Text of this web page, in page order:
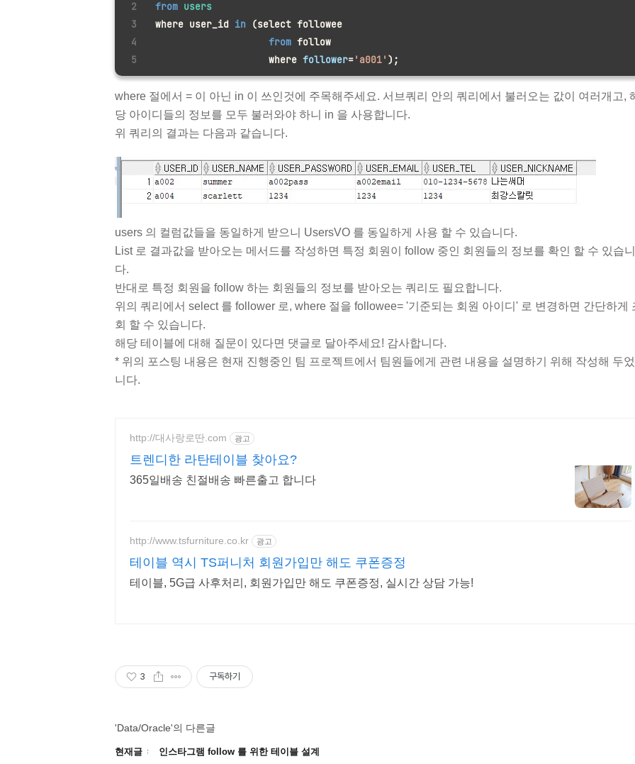
from users
where user_id in (select followee
from follow
                    where
follower='a001' );
where 절에서 = 이 아닌 in 이 쓰인것에 주목해주세요. 서브쿼리 안의 쿼리에서 불러오는 값이 여러개고,
당 아이디들의 정보를 모두 불러와야 하니 in 을 사용합니다.
위 쿼리의 결과는 다음과 같습니다.
users 의 컬럼값들을 동일하게 받으니 UsersVO 를 동일하게 사용 할 수 있습니다.
List 로 결과값을 받아오는 메서드를 작성하면 특정 회원이 follow 중인 회원들의 정보를 확인 할 수 있습니
다.
반대로 특정 회원을 follow 하는 회원들의 정보를 받아오는 쿼리도 필요합니다.
위의 쿼리에서 select 를 follower 로, where 절을 followee= '기준되는 회원 아이디' 로 변경하면 간단하게
회 할 수 있습니다.
해당 테이블에 대해 질문이 있다면 댓글로 달아주세요! 감사합니다.
* 위의 포스팅 내용은 현재 진행중인 팀 프로젝트에서 팀원들에게 관련 내용을 설명하기 위해 작성해 두
니다.
http://대사랑로딴.com 광고
트렌디한 라탄테이블 찾아요?
365일배송 친절배송 빠른출고 합니다
http://www.tsfurniture.co.kr 광고
테이블 역시 TS퍼니처 회원가입만 해도 쿠폰증정
테이블, 5G급 사후처리, 회원가입만 해도 쿠폰증정, 실시간 상담 가능!
3 구독하기
'Data/Oracle'의 다른글
현재글 인스타그램 follow 를 위한 테이블 설계